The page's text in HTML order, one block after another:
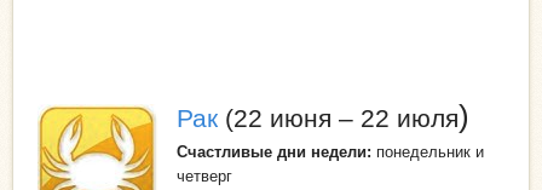
Рак (22 июня – 22 июля)
Счастливые дни недели: понедельник и
четверг